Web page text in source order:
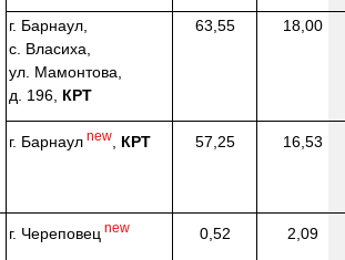
г. Барнаул,
с. Власиха,
ул. Мамонтова,
д. 196, КРТ
63,55 18,00
г. Барнаул new КРТ 57,25 16,53
г. Череповец new 0,52 2,09